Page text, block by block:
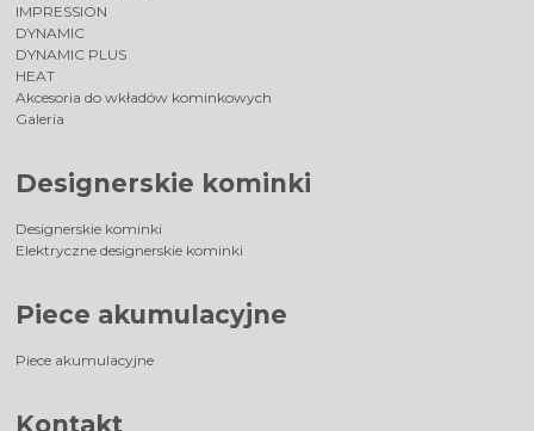
IMPRESSION
DYNAMIC
DYNAMIC PLUS
HEAT
Akcesoria do wkładów kominkowych
Galeria
Designerskie kominki
Designerskie kominki
Elektryczne designerskie kominki
Piece akumulacyjne
Piece akumulacyjne
Kontakt